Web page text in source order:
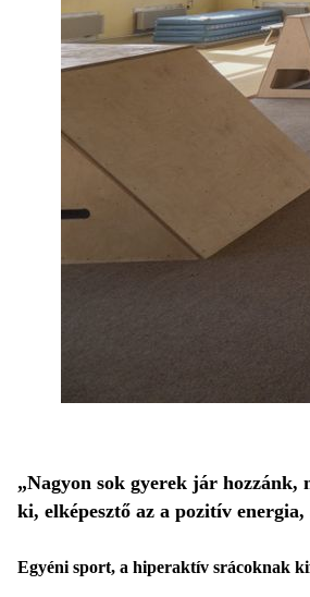
„Nagyon sok gyerek jár hozzánk,
ki, elképesztő az a pozitív
Egyéni sport, a hiperaktív srácoknak